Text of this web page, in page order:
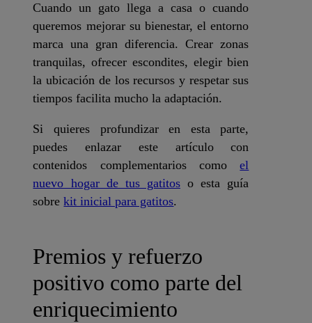
Cuando un gato llega a casa o cuando
queremos mejorar su bienestar, el entorno
marca una gran diferencia. Crear zonas
tranquilas, ofrecer escondites, elegir bien
la ubicación de los recursos y respetar sus
tiempos facilita mucho la adaptación.
Si quieres profundizar en esta parte,
puedes enlazar este artículo con
contenidos complementarios comoel
nuevo hogar de tus gatitoso esta guía
sobrekit inicial para gatitos.
Premios y refuerzo
positivo como parte del
enriquecimiento